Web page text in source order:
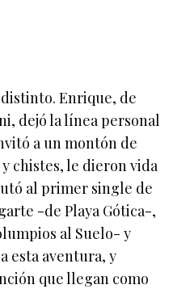
distinto. Enrique, de
dejó la línea personal
a un montón de
chistes, le dieron vida
al primer single de
-de Playa Gótica-,
al Suelo- y
esta aventura, y
que llegan como